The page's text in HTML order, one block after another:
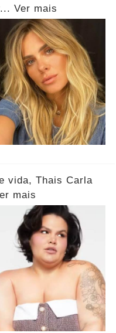
Ver mais
vida, Thais Carla
mais